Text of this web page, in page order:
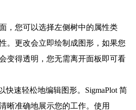
，您可以选择左侧树中的属性类
。更改会立即绘制成图形，如果您
变得透明，您无需离开面板即可看
快速轻松地编辑图形。SigmaPlot 简
晰准确地展示您的工作。使用